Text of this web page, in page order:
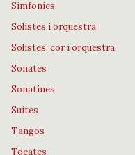
Simfonies
Solistes i orquestra
Solistes, cor i orquestra
Sonates
Sonatines
Suites
Tangos
Tocates